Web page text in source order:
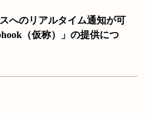
へのリアルタイム通知が可
（仮称）」の提供につ